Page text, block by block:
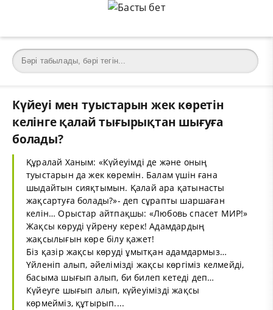
Күйеуі мен туыстарын жек көретін
келінге қалай тығырықтан шығуға
болады?
Құралай Ханым: «Күйеуімді де және оның
туыстарын да жек көремін. Балам үшін ғана
шыдайтын сияқтымын. Қалай ара қатынасты
жақсартуға болады?»- деп сұрапты шаршаған
келін… Орыстар айтпақшы: «Любовь спасет МИР!»
Жақсы көруді үйрену керек! Адамдардың
жақсылығын көре білу қажет!
Бiз қазiр жақсы көрудi ұмытқан адамдармыз…
Үйленiп алып, әйелімiздi жақсы көргiмiз келмейді,
басыма шығып алып, би билеп кетеді деп…
Күйеуге шығып алып, күйеуімiздi жақсы
көрмеймiз, құтырып....